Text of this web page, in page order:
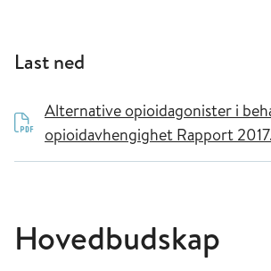
Last ned
Alternative opioidagonister i
opioidavhengighet Rapport
Hovedbudskap